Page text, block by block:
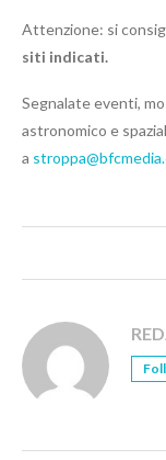
Attenzione: si
siti indicati.
Segnalate eventi,
astronomico e
a